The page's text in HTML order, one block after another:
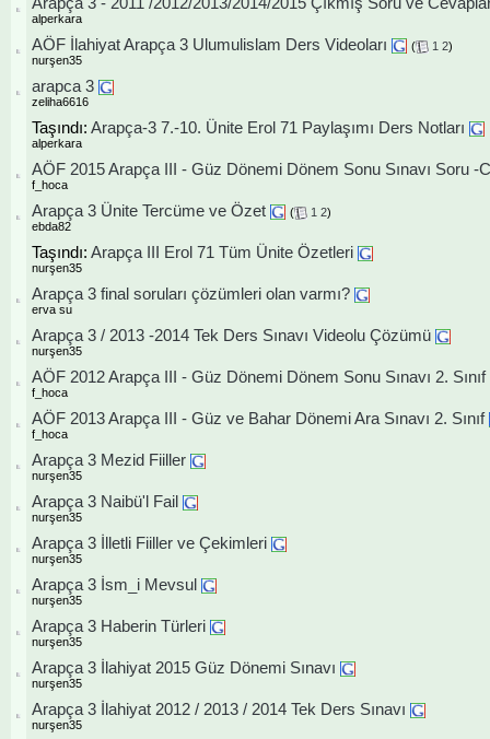
alperkara
AÖF İlahiyat Arapça 3 Ulumulislam Ders Videoları ( 1 2)
nurşen35
arapca 3
zeliha6616
Taşındı: Arapça-3 7.-10. Ünite Erol 71 Paylaşımı Ders Notları
alperkara
AÖF 2015 Arapça III - Güz Dönemi Dönem Sonu Sınavı Soru -
f_hoca
Arapça 3 Ünite Tercüme ve Özet ( 1 2)
ebda82
Taşındı: Arapça III Erol 71 Tüm Ünite Özetleri
nurşen35
Arapça 3 final soruları çözümleri olan varmı?
erva su
Arapça 3 / 2013 -2014 Tek Ders Sınavı Videolu Çözümü
nurşen35
AÖF 2012 Arapça III - Güz Dönemi Dönem Sonu Sınavı 2. Sınıf
f_hoca
AÖF 2013 Arapça III - Güz ve Bahar Dönemi Ara Sınavı 2. Sınıf
f_hoca
Arapça 3 Mezid Fiiller
nurşen35
Arapça 3 Naibü'l Fail
nurşen35
Arapça 3 İlletli Fiiller ve Çekimleri
nurşen35
Arapça 3 İsm_i Mevsul
nurşen35
Arapça 3 Haberin Türleri
nurşen35
Arapça 3 İlahiyat 2015 Güz Dönemi Sınavı
nurşen35
Arapça 3 İlahiyat 2012 / 2013 / 2014 Tek Ders Sınavı
nurşen35